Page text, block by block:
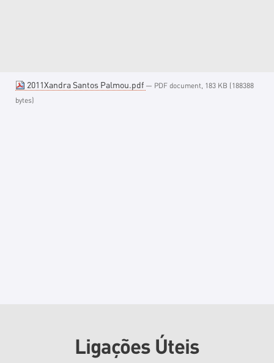
2011Xandra Santos Palmou.pdf — PDF document, 183 KB (188388
bytes)
Ligações Úteis